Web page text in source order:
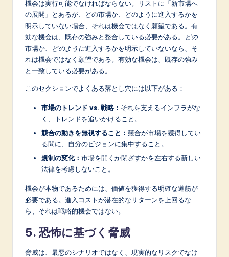
機会は実行可能でなければならない。リストに「新市場へ
の展開」とあるが、どの市場か、どのように進入するかを
明示していない場合、それは機会ではなく願望である。有
効な機会は、既存の強みと整合している必要がある。
どの
市場か、
どのように進入するかを明示していないなら、そ
れは機会ではなく願望である。有効な機会は、既存の強み
と一致している必要がある。
このセクションでよくある落とし穴には以下がある：
市場のトレンド vs. 戦略： それを支えるインフラがな
く、トレンドを追いかけること。
競合の動きを無視すること： 競合が市場を獲得してい
る間に、自分のビジョンに集中すること。
規制の変化： 市場を開くか閉ざすかを左右する新しい
法律を考慮しないこと。
機会が本物であるためには、価値を獲得する明確な道筋が
必要である。進入コストが潜在的なリターンを上回るな
ら、それは戦略的機会ではない。
5. 恐怖に基づく脅威
脅威は、最悪のシナリオではなく、現実的なリスクでなけ